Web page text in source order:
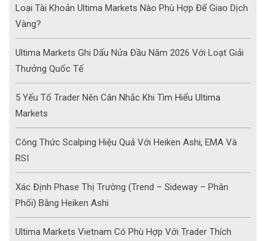
Loại Tài Khoản Ultima Markets Nào Phù Hợp Để Giao Dịch
Vàng?
Ultima Markets Ghi Dấu Nửa Đầu Năm 2026 Với Loạt Giải
Thưởng Quốc Tế
5 Yếu Tố Trader Nên Cân Nhắc Khi Tìm Hiểu Ultima
Markets
Công Thức Scalping Hiệu Quả Với Heiken Ashi, EMA Và
RSI
Xác Định Phase Thị Trường (Trend – Sideway – Phân
Phối) Bằng Heiken Ashi
Ultima Markets Vietnam Có Phù Hợp Với Trader Thích